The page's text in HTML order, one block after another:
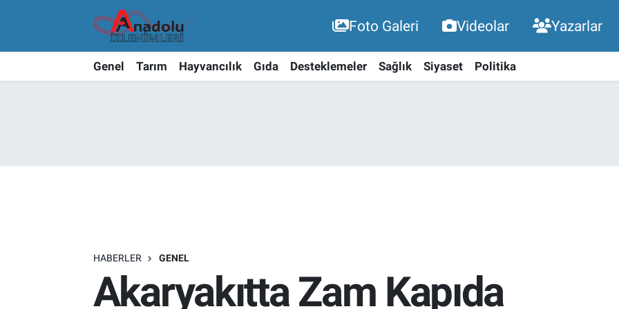
Foto Galeri Videolar Yazarlar
Genel Tarım Hayvancılık Gıda Desteklemeler Sağlık Siyaset Politika
HABERLER GENEL
Akaryakıtta Zam Kapıda